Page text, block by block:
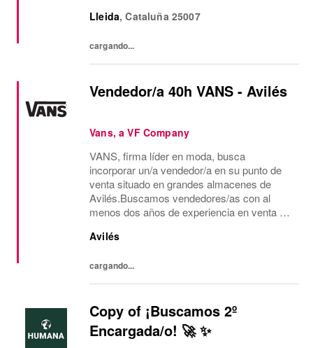
inspirador en el que todos se sienten
Lleida,Cataluña 25007
cargando...
Vendedor/a 40h VANS - Avilés
Vans, a VF Company
VANS, firma líder en moda, busca
incorporar un/a vendedor/a en su punto de
venta situado en grandes almacenes de
Avilés.Buscamos vendedores/as con al
menos dos años de experiencia en venta de
comerciales, recepción de mercancía,
Avilés
cargando...
Copy of ¡Buscamos 2º
Encargada/o! 🚀 ✨